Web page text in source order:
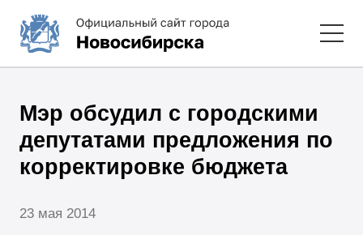
Мэр обсудил с городскими
депутатами предложения по
корректировке бюджета
23 мая 2014